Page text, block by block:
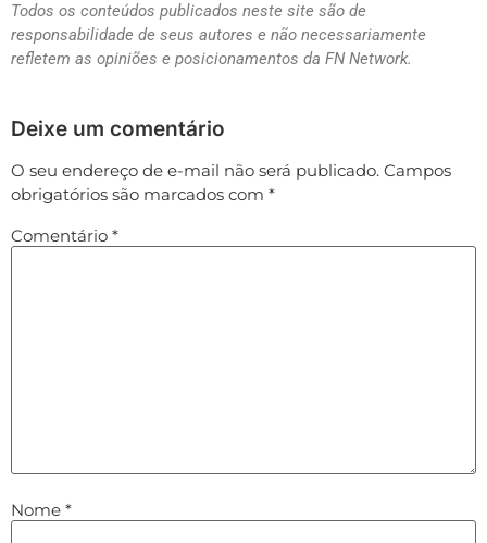
Todos os conteúdos publicados neste site são de
responsabilidade de seus autores e não necessariamente
refletem as opiniões e posicionamentos da FN Network.
Deixe um comentário
O seu endereço de e-mail não será publicado. Campos
obrigatórios são marcados com *
Comentário *
Nome *